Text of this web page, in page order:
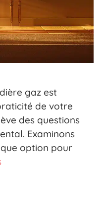
gaz est
de votre
des questions
Examinons
option pour